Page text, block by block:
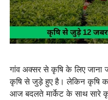
गांव अक्सर से कृषि के लिए जाना
कृषि से जुड़े हुए है। लेकिन कृषि का
आज बदलते मार्केट के साथ सारे